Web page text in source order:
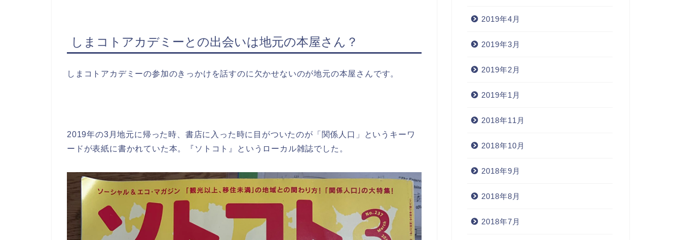
しまコトアカデミーとの出会いは地元の本屋さん？
しまコトアカデミーの参加のきっかけを話すのに欠かせないのが地元の本屋さんです。
2019年の3月地元に帰った時、書店に入った時に目がついたのが「関係人口」というキーワ
ードが表紙に書かれていた本。『ソトコト』というローカル雑誌でした。
2019年4月
2019年3月
2019年2月
2019年1月
2018年11月
2018年10月
2018年9月
2018年8月
2018年7月